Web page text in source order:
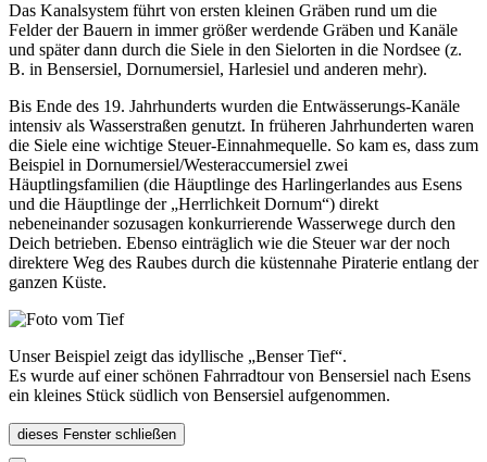
Das Kanalsystem führt von ersten kleinen Gräben rund um die
Felder der Bauern in immer größer werdende Gräben und Kanäle
und später dann durch die Siele in den Sielorten in die Nordsee (z.
B. in Bensersiel, Dornumersiel, Harlesiel und anderen mehr).
Bis Ende des 19. Jahrhunderts wurden die Entwässerungs-Kanäle
intensiv als Wasserstraßen genutzt. In früheren Jahrhunderten waren
die Siele eine wichtige Steuer-Einnahmequelle. So kam es, dass zum
Beispiel in Dornumersiel/Westeraccumersiel zwei
Häuptlingsfamilien (die Häuptlinge des Harlingerlandes aus Esens
und die Häuptlinge der „Herrlichkeit Dornum“) direkt
nebeneinander sozusagen konkurrierende Wasserwege durch den
Deich betrieben. Ebenso einträglich wie die Steuer war der noch
direktere Weg des Raubes durch die küstennahe Piraterie entlang der
ganzen Küste.
Unser Beispiel zeigt das idyllische „Benser Tief“.
Es wurde auf einer schönen Fahrradtour von Bensersiel nach Esens
ein kleines Stück südlich von Bensersiel aufgenommen.
dieses Fenster schließen